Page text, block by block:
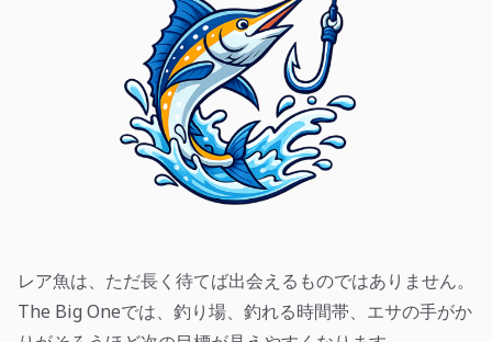
レア魚は、ただ長く待てば出会えるものではありません。
The Big Oneでは、釣り場、釣れる時間帯、エサの手がか